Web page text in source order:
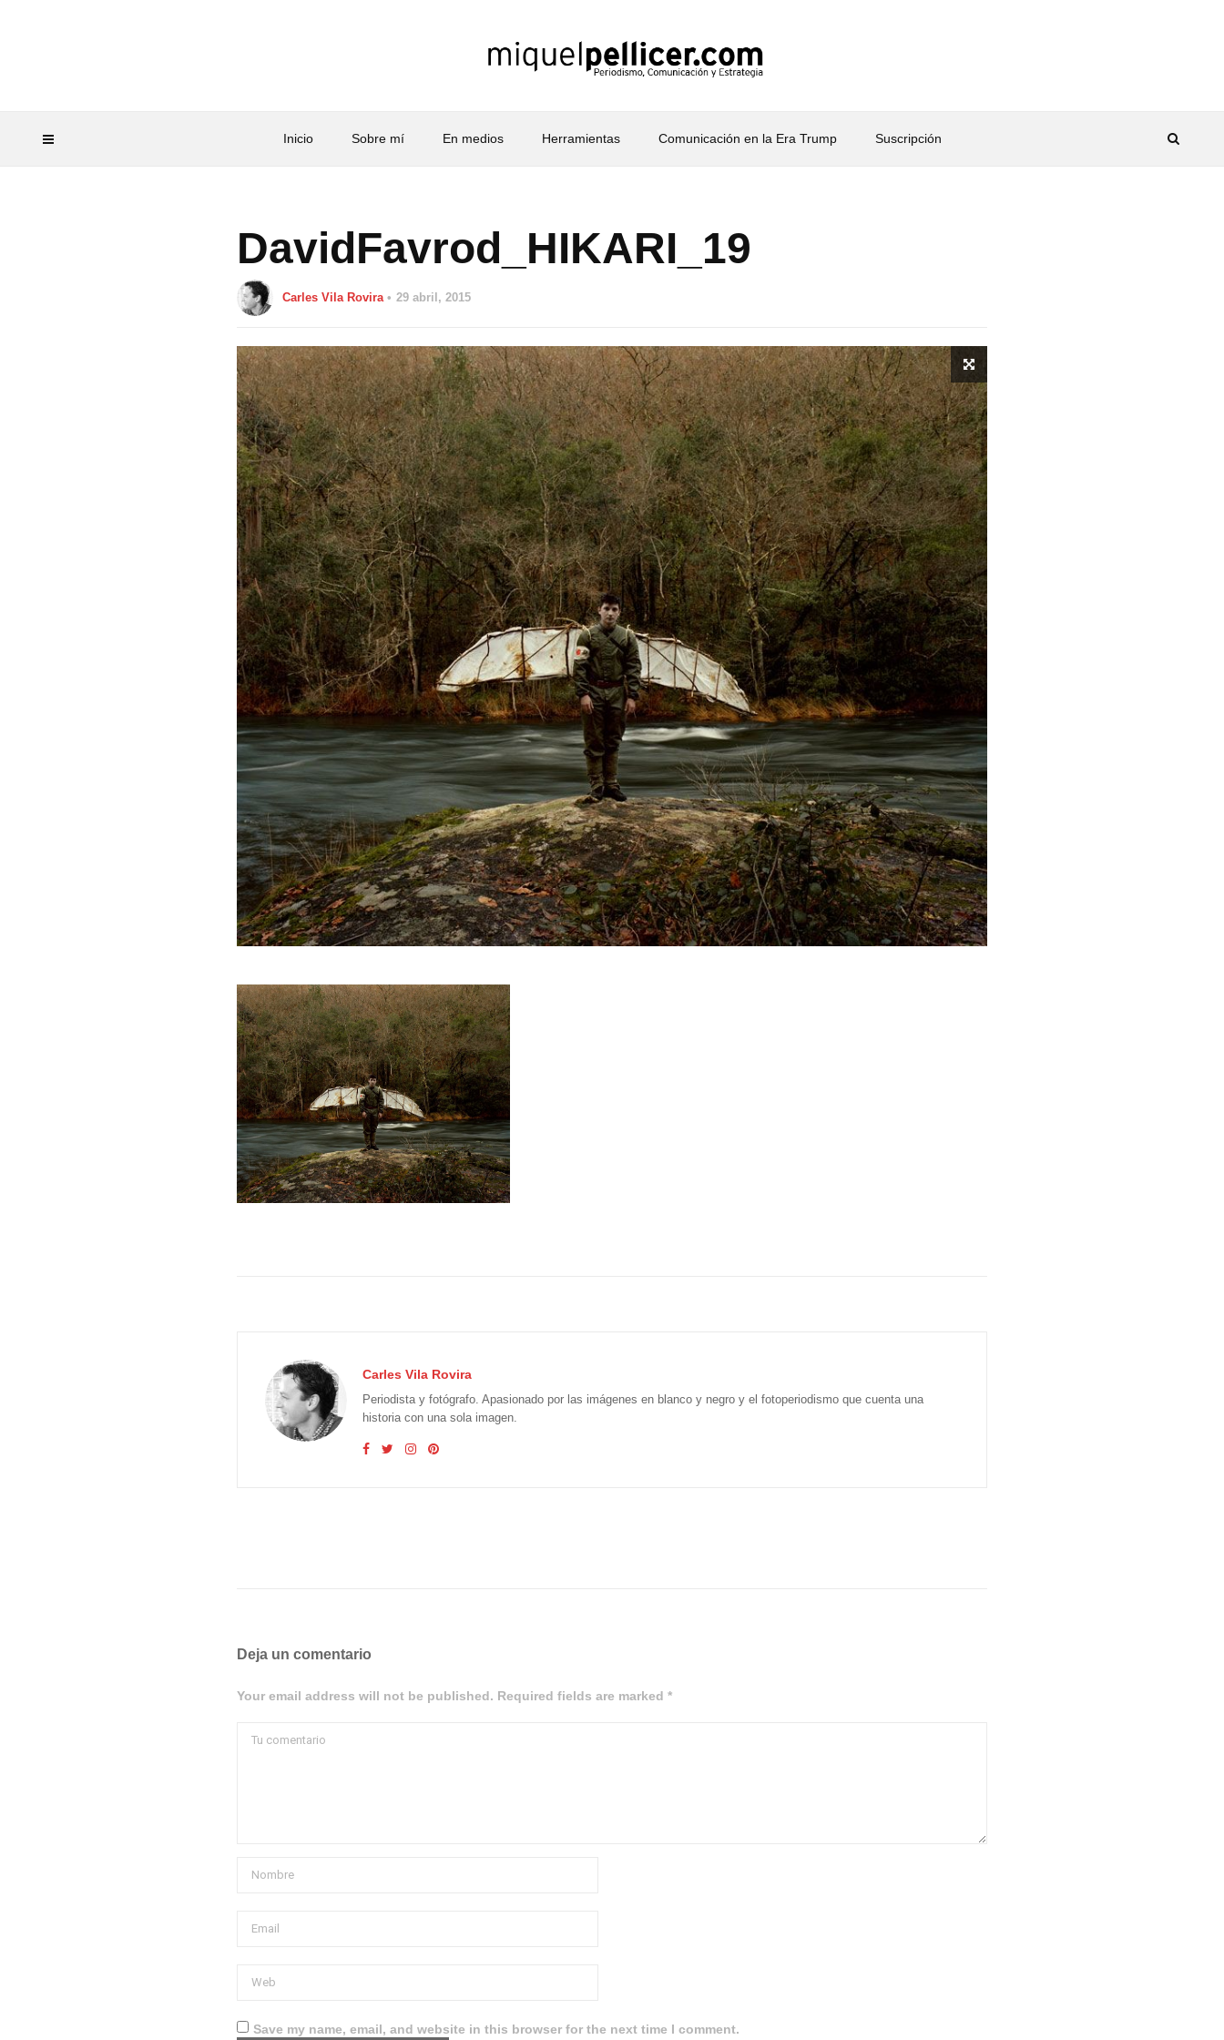
Inicio Sobre mí En medios Herramientas Comunicación en la Era Trump Suscripción
DavidFavrod_HIKARI_19
Carles Vila Rovira 29 abril, 2015
Carles Vila Rovira
Periodista y fotógrafo. Apasionado por las imágenes en blanco y negro y el fotoperiodismo que cuenta una
historia con una sola imagen.
Deja un comentario
Your email address will not be published. Required fields are marked *
Save my name, email, and website in this browser for the next time I comment.